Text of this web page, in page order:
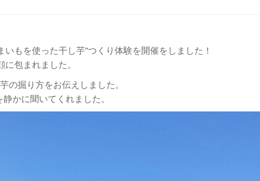
もを使った干し芋”つくり体験を開催をしました！
包まれました。
の掘り方をお伝えしました。
かに聞いてくれました。